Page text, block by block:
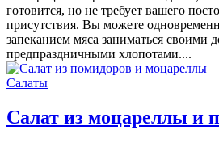
готовится, но не требует вашего
присутствия. Вы можете
запеканием мяса заниматься своими
предпраздничными хлопотами....
Салаты
Салат из моцареллы и